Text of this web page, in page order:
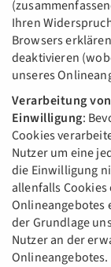
Ihren
Browsers
deaktivieren
unseres
Verarbeitung
Einwilligung:
Cookies
Nutzer um eine
die Einwilligung
allenfalls
Onlineangebotes
der Grundlage
Nutzer an der
Onlineangebotes.